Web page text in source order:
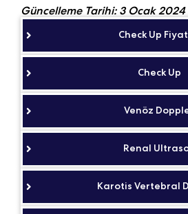
Güncelleme Tarihi: 3 Ocak 2024
Check Up
Check Up
Venöz
Renal
Karotis Vertebral